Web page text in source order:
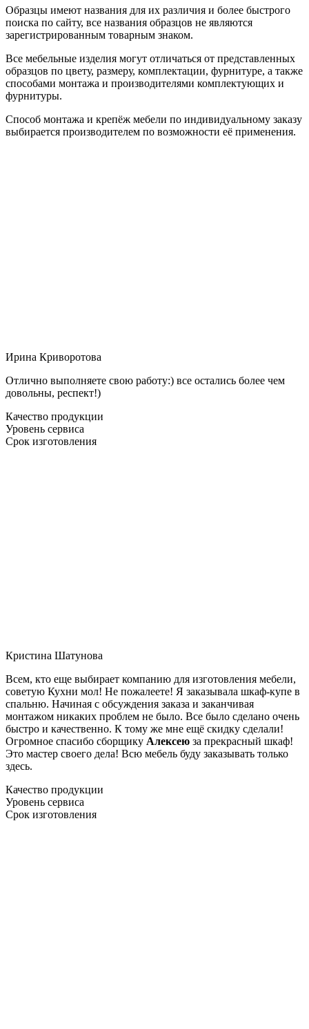
Образцы имеют названия для их различия и более быстрого
поиска по сайту, все названия образцов не являются
зарегистрированным товарным знаком.
Все мебельные изделия могут отличаться от представленных
образцов по цвету, размеру, комплектации, фурнитуре, а также
способами монтажа и производителями комплектующих и
фурнитуры.
Способ монтажа и крепёж мебели по индивидуальному заказу
выбирается производителем по возможности её применения.
Ирина Криворотова
Отлично выполняете свою работу:) все остались более чем
довольны, респект!)
Качество продукции
Уровень сервиса
Срок изготовления
Кристина Шатунова
Всем, кто еще выбирает компанию для изготовления мебели,
советую Кухни мол! Не пожалеете! Я заказывала шкаф-купе в
спальню. Начиная с обсуждения заказа и заканчивая
монтажом никаких проблем не было. Все было сделано очень
быстро и качественно. К тому же мне ещё скидку сделали!
Огромное спасибо сборщику Алексею за прекрасный шкаф!
Это мастер своего дела! Всю мебель буду заказывать только
здесь.
Качество продукции
Уровень сервиса
Срок изготовления